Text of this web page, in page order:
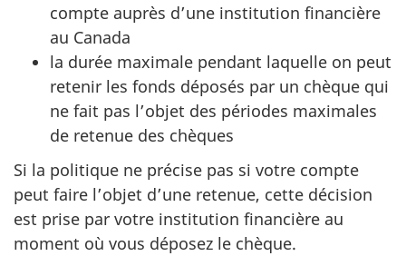
compte auprès d’une institution financière
au Canada
la durée maximale pendant laquelle on peut
retenir les fonds déposés par un chèque qui
ne fait pas l’objet des périodes maximales
de retenue des chèques
Si la politique ne précise pas si votre compte
peut faire l’objet d’une retenue, cette décision
est prise par votre institution financière au
moment où vous déposez le chèque.